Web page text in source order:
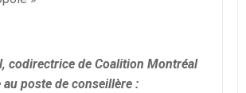
codirectrice de Coalition Montréal
au poste de conseillère :